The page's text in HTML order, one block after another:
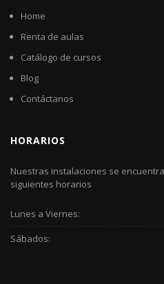
Home
Renta de aulas
Catálogo de cursos
Blog
Contáctanos
HORARIOS
Nuestras instalaciones se
siguientes horarios
Lunes a Viernes:
Sábados: